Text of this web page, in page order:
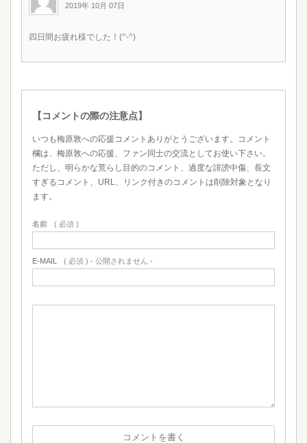
2019年 10月 07日
四日間お疲れ様でした！(^-^)
【コメントの際の注意点】
いつも梅原敦への応援コメントありがとうございます。コメント
欄は、梅原敦への応援、ファン同士の交流としてお使い下さい。
ただし、明らかな荒らし目的のコメント、過度な誹謗中傷、長文
すぎるコメント、URL、リンク付きのコメントは削除対象となり
ます。
名前 ( 必須 )
E-MAIL ( 必須 ) - 公開されません -